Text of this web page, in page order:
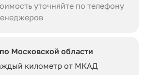
уточняйте по телефону
Московской области
километр от МКАД